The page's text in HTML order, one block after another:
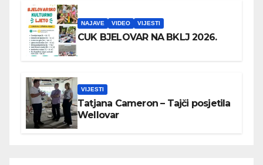
NAJAVE VIDEO VIJESTI
CUK BJELOVAR NA BKLJ 2026.
VIJESTI
Tatjana Cameron – Tajči posjetila
Wellovar